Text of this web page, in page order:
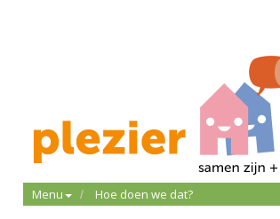
Menu Hoe doen we dat?